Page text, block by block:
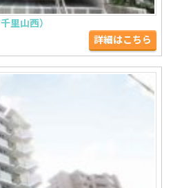
里山西）
詳細はこちら